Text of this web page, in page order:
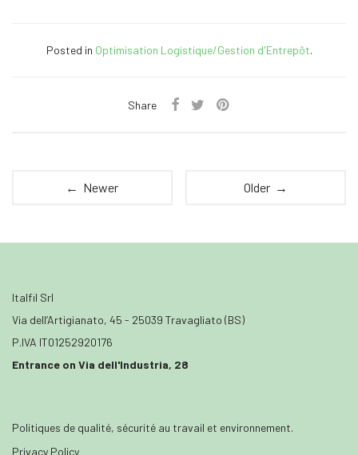
Posted in Optimisation Logistique/Gestion d'Entrepôt.
Share
← Newer Older →
Italfil Srl
Via dell’Artigianato, 45 - 25039 Travagliato (BS)
P.IVA IT01252920176
Entrance on Via dell'Industria, 28
Politiques de qualité, sécurité au travail et environnement.
Privacy Policy